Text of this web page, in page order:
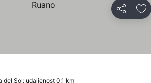
Deli
del Sol: udaljenost 0.1 km